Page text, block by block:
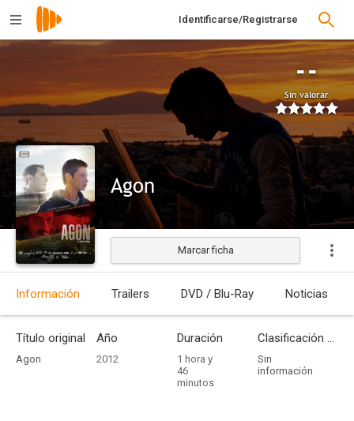
Identificarse/Registrarse
--
Sin valorar
Agon
Estrenada
Marcar ficha
Información Trailers DVD / Blu-Ray Noticias
Título original
Agon
Año
2012
Duración
1 hora y
46
minutos
Clasificación por edades
Sin
información